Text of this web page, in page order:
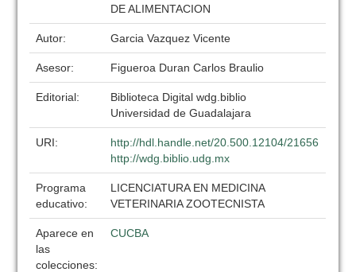
DE ALIMENTACION
Autor: Garcia Vazquez Vicente
Asesor: Figueroa Duran Carlos Braulio
Editorial:
Biblioteca Digital wdg.biblio
Universidad de Guadalajara
URI:
http://hdl.handle.net/20.500.12104/21656
http://wdg.biblio.udg.mx
Programa
educativo:
LICENCIATURA EN MEDICINA
VETERINARIA ZOOTECNISTA
Aparece en
las
colecciones:
CUCBA